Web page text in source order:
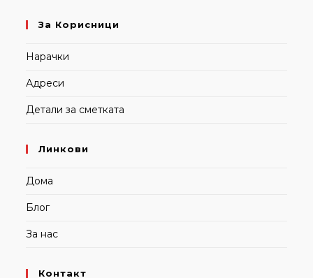
За Корисници
Нарачки
Адреси
Детали за сметката
Линкови
Дома
Блог
За нас
Контакт